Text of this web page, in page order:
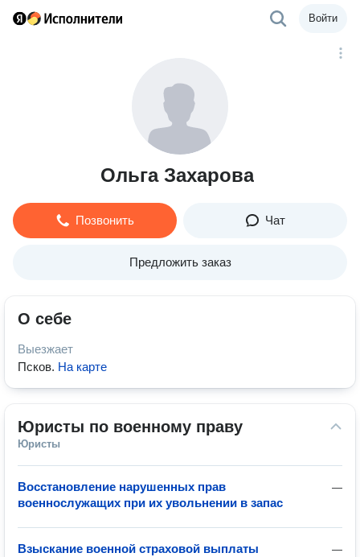
Войти
Ольга Захарова
Позвонить Чат
Предложить заказ
О себе
Выезжает
Псков. На карте
Юристы по военному праву
Юристы
—
Восстановление нарушенных прав
военнослужащих при их увольнении в запас
—
Взыскание военной страховой выплаты